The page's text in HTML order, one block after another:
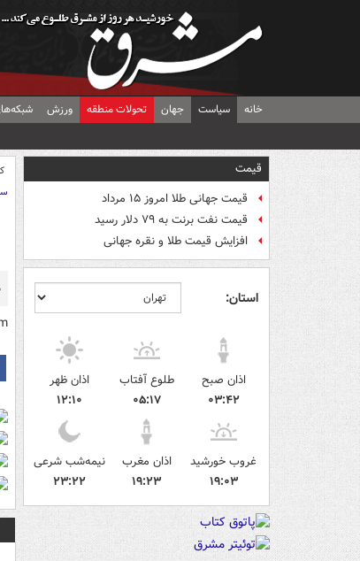
خانه سیاست جهان تحولات منطقه ورزش
قیمت
قیمت جهانی طلا امروز ۱۵ مرداد
قیمت نفت برنت به ۷۹ دلار رسید
افزایش قیمت طلا و نقره جهانی
استان:
اذان صبح
۰۳:۴۲
طلوع آفتاب
۰۵:۱۷
اذان ظهر
۱۲:۱۰
غروب خورشید
۱۹:۰۳
اذان مغرب
۱۹:۲۳
نیمه‌شب شرعی
۲۳:۲۲